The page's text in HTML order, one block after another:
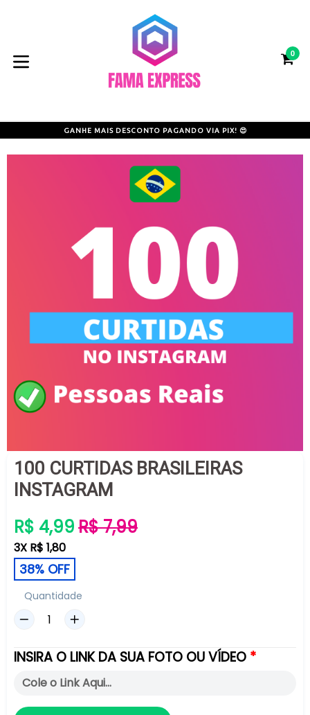
conteúdo
expandir/colapsar
0
GANHE MAIS DESCONTO PAGANDO VIA PIX! 😍
100 CURTIDAS BRASILEIRAS
INSTAGRAM
Preço
normal
R$ 4,99R$ 7,99
3X R$ 1,80
38% OFF
Quantidade
INSIRA O LINK DA SUA FOTO OU VÍDEO